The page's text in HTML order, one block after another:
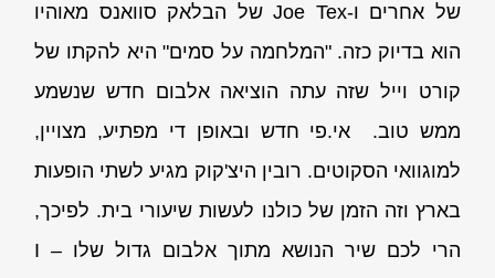
של אחרים ו-Joe Tex של הבלאק סוואנס מאוהיו
הוא בדיוק כזה. "המלחמה על סמים" היא להקתו של
קורט וייל שזה עתה הוציאה אלבום חדש שנשמע
ממש טוב. אי.פי חדש ובאופן די מפתיע, מצויין,
למוגוואי הסקוטים. רובין היצ'קוק מגיע לשתי הופעות
בארץ וזה הזמן של כולנו לעשות שיעורי בית. לפיכך,
הרי לכם שיר הנושא מתוך אלבום גדול שלו – I